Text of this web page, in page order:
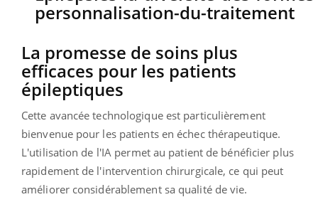
La promesse de soins plus
efficaces pour les patients
épileptiques
Cette avancée technologique est particulièrement
bienvenue pour les patients en échec thérapeutique.
L'utilisation de l'IA permet au patient de bénéficier plus
rapidement de l'intervention chirurgicale, ce qui peut
améliorer considérablement sa qualité de vie.